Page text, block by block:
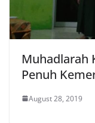
Muhadlarah
Penuh
August 28, 2019